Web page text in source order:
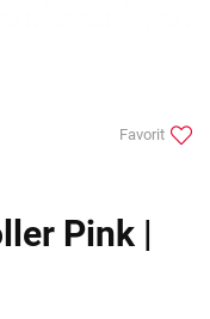
Favorit
Pink |